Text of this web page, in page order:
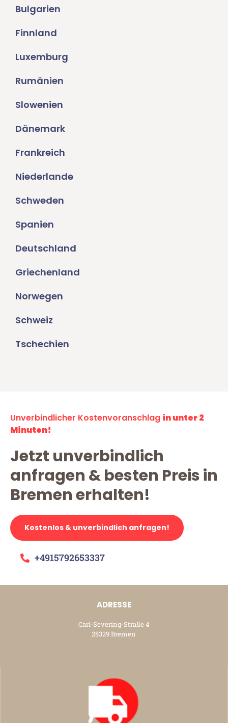
Bulgarien
Finnland
Luxemburg
Rumänien
Slowenien
Dänemark
Frankreich
Niederlande
Schweden
Spanien
Deutschland
Griechenland
Norwegen
Schweiz
Tschechien
Unverbindlicher Kostenvoranschlag in unter 2
Minuten!
Jetzt unverbindlich
anfragen & besten Preis in
Bremen erhalten!
Kostenlos & unverbindlich anfragen!
+4915792653337
ADRESSE
Carl-Severing-Straße 4
28329 Bremen